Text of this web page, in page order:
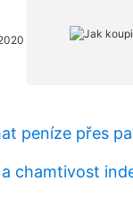
peníze přes
chamtivost